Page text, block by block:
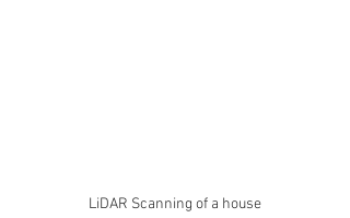
LiDAR Scanning of a house